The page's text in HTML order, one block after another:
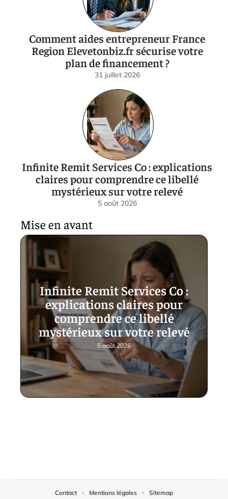
Comment aides entrepreneur France
Region Elevetonbiz.fr sécurise votre
plan de financement ?
31 juillet 2026
Infinite Remit Services Co : explications
claires pour comprendre ce libellé
mystérieux sur votre relevé
5 août 2026
Mise en avant
Infinite Remit Services Co :
explications claires pour
comprendre ce libellé
mystérieux sur votre relevé
5 août 2026
Contact Mentions légales Sitemap